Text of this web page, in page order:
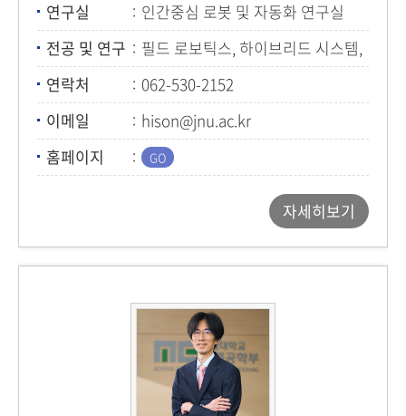
연구실
인간중심 로봇 및 자동화 연구실
(농생대 1호관 302호)
전공 및 연구
필드 로보틱스, 하이브리드 시스템,
시스템 및 합성 생물학, 농업용 로봇
연락처
062-530-2152
이메일
hison@jnu.ac.kr
홈페이지
자세히보기